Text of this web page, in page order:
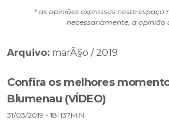
* as opiniões expressas neste espaço
necessariamente, a opinião
Arquivo: marÃ§o / 2019
Confira os melhores
Blumenau (VÍDEO)
31/03/2019 - 18H37MIN